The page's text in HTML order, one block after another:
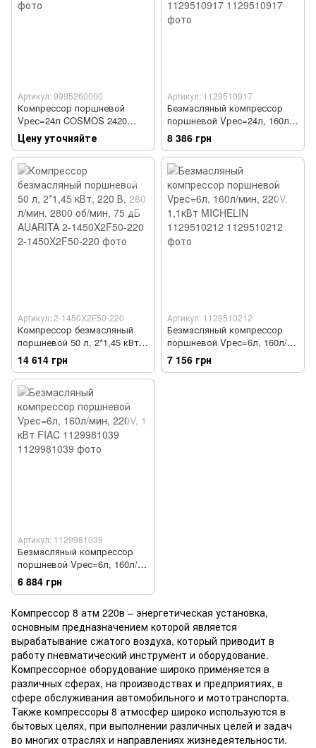
Артикул: 9995260000
Компрессор поршневой
Vрес=24л COSMOS 2420
220V CE ROSSO FIAC
9995260000
Цену уточняйте
Артикул: 1129510917
Безмасляный компрессор
поршневой Vрес=24л, 160л/
мин, 220V, 1,1кВт MICHELIN
1129510917
8 386 грн
Артикул: 2-1450X2F50-220
Компрессор безмасляный
поршневой 50 л, 2*1,45 кВт,
220 В, 280 л/мин, 2800 об/
мин, 75 дБ AUARITA 2-
1450X2F50-220
14 614 грн
Артикул: 1129510212
Безмасляный компрессор
поршневой Vрес=6л, 160л/
мин, 220V, 1,1кВт MICHELIN
1129510212
7 156 грн
Артикул: 1129981039
Безмасляный компрессор
поршневой Vрес=6л, 160л/
мин, 220V, 1 кВт FIAC
1129981039
6 884 грн
Компрессор 8 атм 220в – энергетическая установка,
основным предназначением которой является
вырабатывание сжатого воздуха, который приводит в
работу пневматический инструмент и оборудование.
Компрессорное оборудование широко применяется в
различных сферах, на производствах и предприятиях, в
сфере обслуживания автомобильного и мототранспорта.
Также компрессоры 8 атмосфер широко используются в
бытовых целях, при выполнении различных целей и задач
во многих отраслях и направлениях жизнедеятельности.